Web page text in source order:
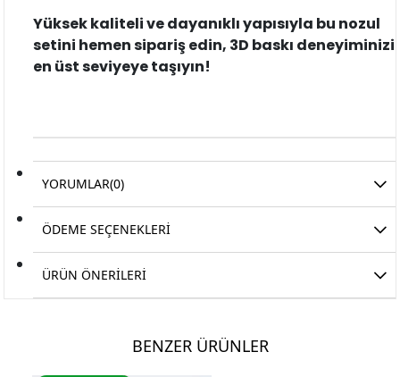
Yüksek kaliteli ve dayanıklı yapısıyla bu nozul
setini hemen sipariş edin, 3D baskı deneyiminizi
en üst seviyeye taşıyın!
YORUMLAR(0)
ÖDEME SEÇENEKLERI
ÜRÜN ÖNERILERI
BENZER ÜRÜNLER